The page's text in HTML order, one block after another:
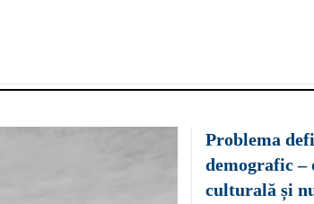
Problema
demografic –
culturală și